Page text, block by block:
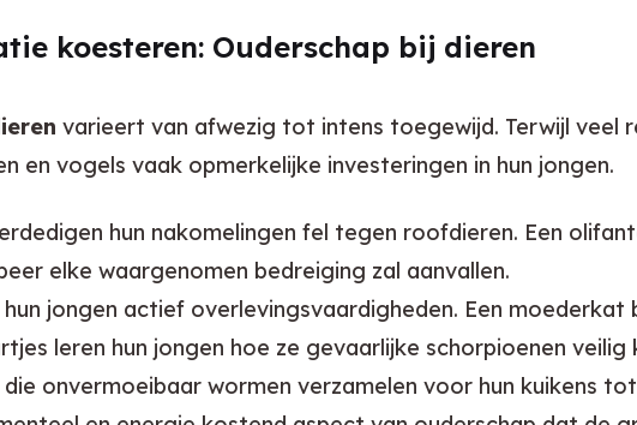
koesteren: Ouderschap bij dieren
varieert van afwezig tot intens toegewijd. Terwijl veel
en vogels vaak opmerkelijke investeringen in hun jongen.
hun nakomelingen fel tegen roofdieren. Een
elke waargenomen bedreiging zal aanvallen.
hun jongen actief overlevingsvaardigheden. Een
leren hun jongen hoe ze gevaarlijke schorpioenen veilig
onvermoeibaar wormen verzamelen voor hun kuikens